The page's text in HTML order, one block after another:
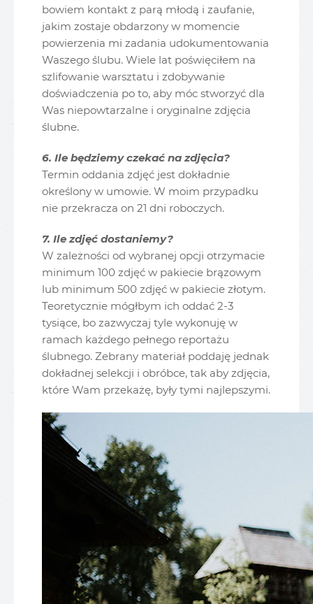
bowiem kontakt z parą młodą i zaufanie,
jakim zostaje obdarzony w momencie
powierzenia mi zadania udokumentowania
Waszego ślubu. Wiele lat poświęciłem na
szlifowanie warsztatu i zdobywanie
doświadczenia po to, aby móc stworzyć dla
Was niepowtarzalne i oryginalne zdjęcia
ślubne.
6. Ile będziemy czekać na zdjęcia?
Termin oddania zdjęć jest dokładnie
określony w umowie. W moim przypadku
nie przekracza on 21 dni roboczych.
7. Ile zdjęć dostaniemy?
W zależności od wybranej opcji otrzymacie
minimum 100 zdjęć w pakiecie brązowym
lub minimum 500 zdjęć w pakiecie złotym.
Teoretycznie mógłbym ich oddać 2-3
tysiące, bo zazwyczaj tyle wykonuję w
ramach każdego pełnego reportażu
ślubnego. Zebrany materiał poddaję jednak
dokładnej selekcji i obróbce, tak aby zdjęcia,
które Wam przekażę, były tymi najlepszymi.